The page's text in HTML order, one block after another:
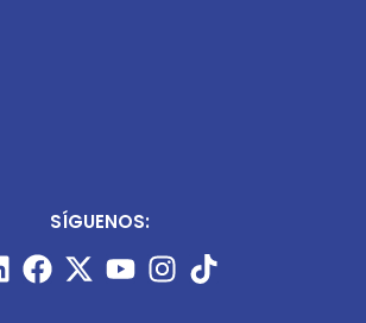
SÍGUENOS: